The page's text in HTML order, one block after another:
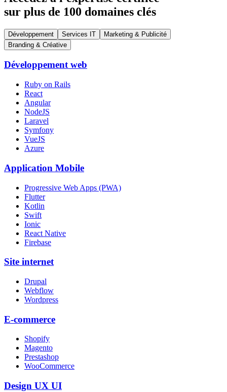
sur plus de 100 domaines clés
Développement Services IT
Marketing & Publicité
Branding & Créative
Développement web
Ruby on Rails
React
Angular
NodeJS
Laravel
Symfony
VueJS
Azure
Application Mobile
Progressive Web Apps (PWA)
Flutter
Kotlin
Swift
Ionic
React Native
Firebase
Site internet
Drupal
Webflow
Wordpress
E-commerce
Shopify
Magento
Prestashop
WooCommerce
Design UX UI